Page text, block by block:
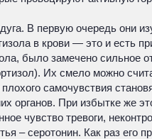
В первую очередь они
в крови — это и есть
было замечено сильное
Их смело можно
плохого самочувствия
органов. При избытке же
чувство тревоги,
– серотонин. Как раз его